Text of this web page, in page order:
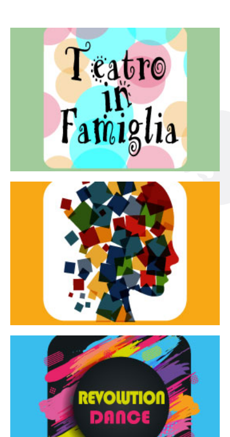
Teatro in famiglia
Teatro In Famiglia è una rassegna di teatro concepita
per far condividere e godere del teatro all’intera
famiglia.
Continua
Tracce dinamiche
Tracce Dinamiche è una rassegna di teatro
d’innovazione e sperimentale.
Continua
Revolution Dance
Rassegna di danza contemporanea – I Edizione